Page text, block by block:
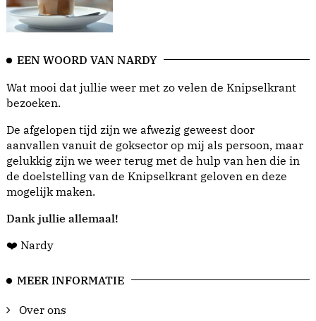
EEN WOORD VAN NARDY
Wat mooi dat jullie weer met zo velen de Knipselkrant
bezoeken.
De afgelopen tijd zijn we afwezig geweest door
aanvallen vanuit de goksector op mij als persoon, maar
gelukkig zijn we weer terug met de hulp van hen die in
de doelstelling van de Knipselkrant geloven en deze
mogelijk maken.
Dank jullie allemaal!
❤️ Nardy
MEER INFORMATIE
Over ons